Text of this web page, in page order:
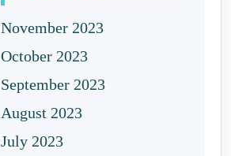
November 2023
October 2023
September 2023
August 2023
July 2023